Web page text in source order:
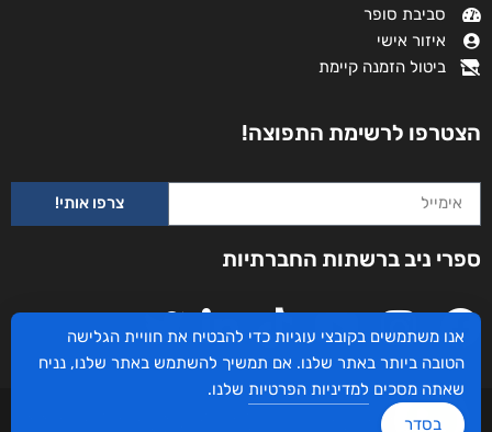
סביבת סופר
איזור אישי
ביטול הזמנה קיימת
הצטרפו לרשימת התפוצה!
צרפו אותי!
ספרי ניב ברשתות החברתיות
עיצוב ובניית האתר: ספרי ניב © כל הזכויות שמורות. בוקסאי טכנולוגיות בע"מ שד אבא
אנו משתמשים בקובצי עוגיות כדי להבטיח את חוויית הגלישה
הטובה ביותר באתר שלנו. אם תמשיך להשתמש באתר שלנו, נניח
שאתה מסכים למדיניות הפרטיות שלנו.
בסדר